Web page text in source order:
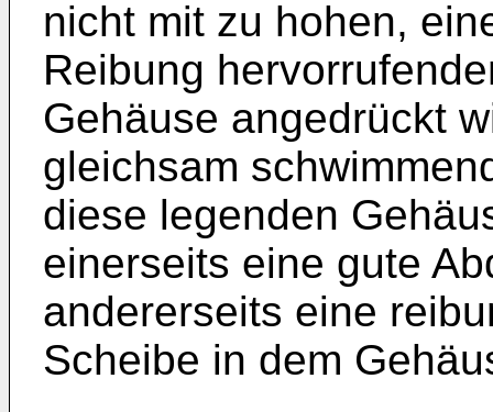
nicht mit zu hohen,
Reibung
Gehäuse angedrückt
gleichsam
diese legenden
einerseits eine gute
andererseits eine
Scheibe in dem